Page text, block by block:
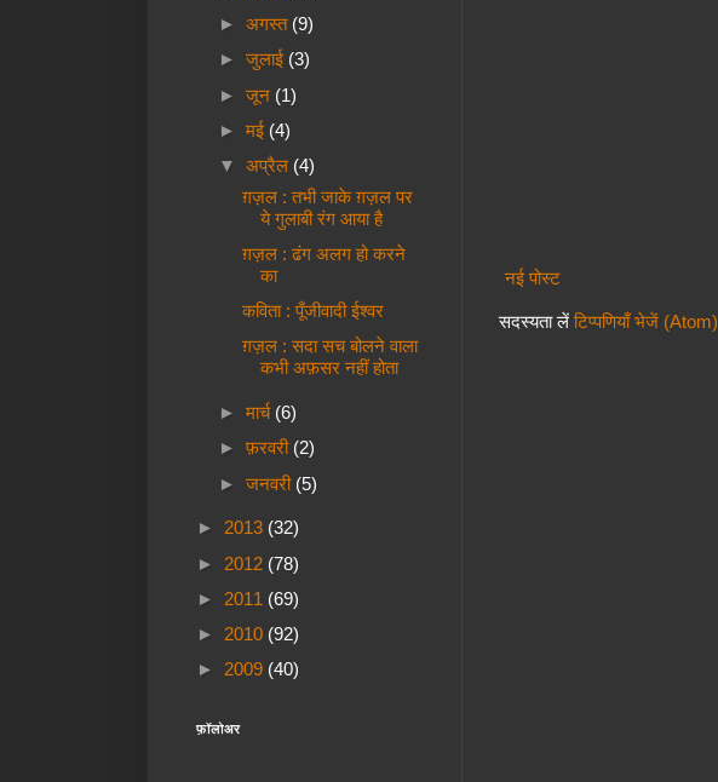
नई पोस्ट
सदस्यता लें टिप्पणियाँ भेजें (Atom)
► अगस्त (9)
► जुलाई (3)
► जून (1)
► मई (4)
▼ अप्रैल (4)
ग़ज़ल : तभी जाके ग़ज़ल पर
ये गुलाबी रंग आया है
ग़ज़ल : ढंग अलग हो करने
का
कविता : पूँजीवादी ईश्वर
ग़ज़ल : सदा सच बोलने वाला
कभी अफ़सर नहीं होता
► मार्च (6)
► फ़रवरी (2)
► जनवरी (5)
► 2013 (32)
► 2012 (78)
► 2011 (69)
► 2010 (92)
► 2009 (40)
फ़ॉलोअर